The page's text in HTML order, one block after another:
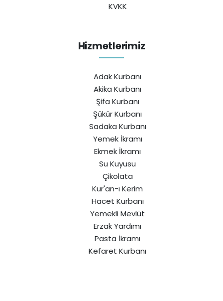
KVKK
Hizmetlerimiz
Adak Kurbanı
Akika Kurbanı
Şifa Kurbanı
Şükür Kurbanı
Sadaka Kurbanı
Yemek İkramı
Ekmek İkramı
Su Kuyusu
Çikolata
Kur'an-ı Kerim
Hacet Kurbanı
Yemekli Mevlüt
Erzak Yardımı
Pasta İkramı
Kefaret Kurbanı